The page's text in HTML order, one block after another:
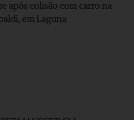
após colisão com carro na
em Laguna